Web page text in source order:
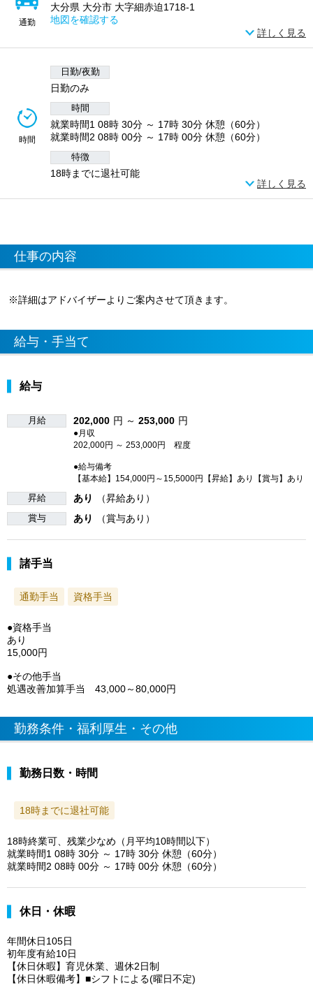
通勤
大分県 大分市 大字細赤迫1718-1
地図を確認する
詳しく見る
時間
日勤/夜勤
日勤のみ
時間
就業時間1 08時 30分 ～ 17時 30分 休憩（60分）
就業時間2 08時 00分 ～ 17時 00分 休憩（60分）
特徴
18時までに退社可能
詳しく見る
仕事の内容
※詳細はアドバイザーよりご案内させて頂きます。
給与・手当て
給与
月給 202,000 円 ～ 253,000 円
●月収
202,000円 ～ 253,000円 程度
●給与備考
【基本給】154,000円～15,5000円【昇給】あり【賞与】あり
昇給 あり （昇給あり）
賞与 あり （賞与あり）
諸手当
通勤手当 資格手当
●資格手当
あり
15,000円
●その他手当
処遇改善加算手当 43,000～80,000円
勤務条件・福利厚生・その他
勤務日数・時間
18時までに退社可能
18時終業可、残業少なめ（月平均10時間以下）
就業時間1 08時 30分 ～ 17時 30分 休憩（60分）
就業時間2 08時 00分 ～ 17時 00分 休憩（60分）
休日・休暇
年間休日105日
初年度有給10日
【休日休暇】育児休業、週休2日制
【休日休暇備考】■シフトによる(曜日不定)